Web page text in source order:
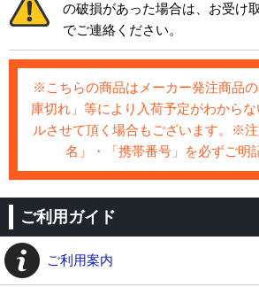
の破損があった場合は、お受け
でご連絡ください。
※こちらの商品はメーカー発注商品
庫切れ」等により入荷予定がわから
ルさせて頂く場合もございます。※
名」・「携帯番号」を必ずご明
ご利用ガイド
ご利用案内